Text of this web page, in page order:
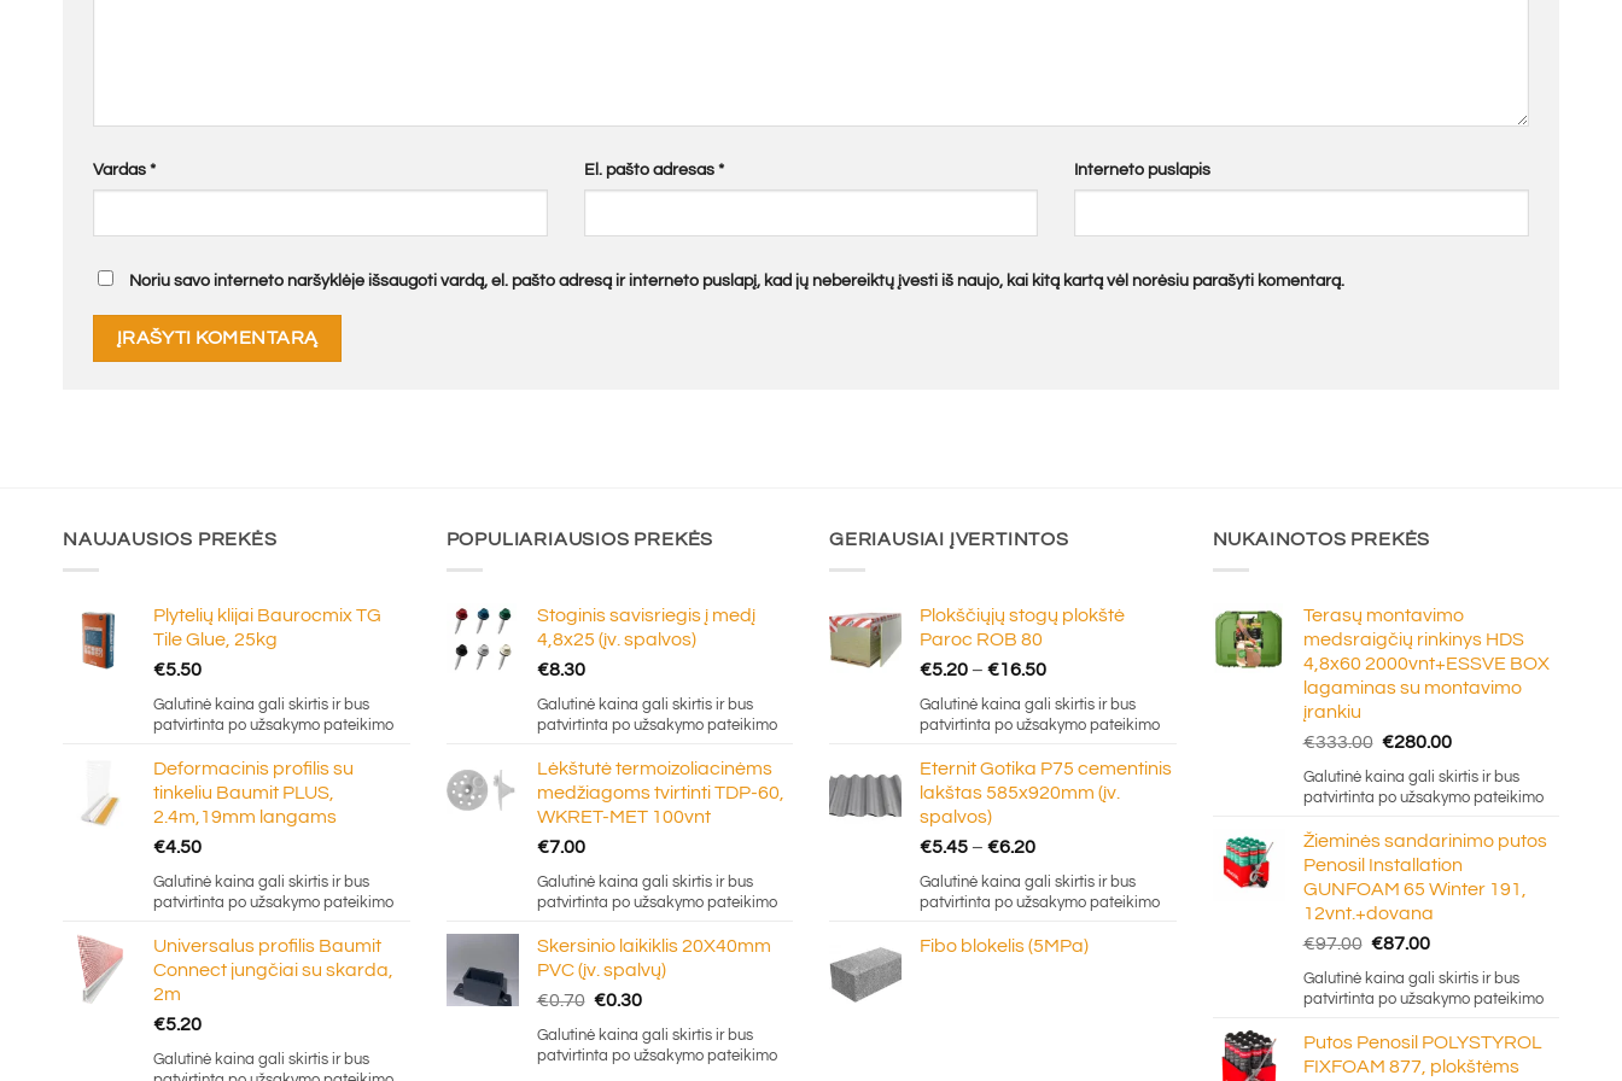
Vardas * El. pašto adresas * Interneto puslapis
Noriu savo interneto naršyklėje išsaugoti vardą, el. pašto adresą ir interneto puslapį, kad jų nebereiktų įvesti iš naujo, kai kitą kartą vėl norėsiu parašyti komentarą.
NAUJAUSIOS PREKĖS
Plytelių klijai Baurocmix TG
Tile Glue, 25kg
€5.50
Galutinė kaina gali skirtis ir bus
patvirtinta po užsakymo pateikimo
Deformacinis profilis su
tinkeliu Baumit PLUS,
2.4m,19mm langams
€4.50
Galutinė kaina gali skirtis ir bus
patvirtinta po užsakymo pateikimo
Universalus profilis Baumit
Connect jungčiai su skarda,
2m
€5.20
Galutinė kaina gali skirtis ir bus
POPULIARIAUSIOS PREKĖS
Stoginis savisriegis į medį
4,8x25 (įv. spalvos)
€8.30
Galutinė kaina gali skirtis ir bus
patvirtinta po užsakymo pateikimo
Lėkštutė termoizoliacinėms
medžiagoms tvirtinti TDP-60,
WKRET-MET 100vnt
€7.00
Galutinė kaina gali skirtis ir bus
patvirtinta po užsakymo pateikimo
Skersinio laikiklis 20X40mm
PVC (įv. spalvų)
€0.70 Original
price
was:
€0.30Current
price
is:
Galutinė kaina gali skirtis ir bus
patvirtinta po užsakymo pateikimo
GERIAUSIAI ĮVERTINTOS
Plokščiųjų stogų plokštė
Paroc ROB 80
€5.20 – €16.50Price
range:
€5.20
€16.50
Galutinė kaina gali skirtis ir bus
patvirtinta po užsakymo pateikimo
Eternit Gotika P75 cementinis
lakštas 585x920mm (įv.
spalvos)
€5.45 – €6.20Price
range:
€5.45
€6.20
Galutinė kaina gali skirtis ir bus
patvirtinta po užsakymo pateikimo
Fibo blokelis (5MPa)
NUKAINOTOS PREKĖS
Terasų montavimo
medsraigčių rinkinys HDS
4,8x60 2000vnt+ESSVE BOX
lagaminas su montavimo
įrankiu
€333.00 Original
price
was:
€280.00Current
price
is:
Galutinė kaina gali skirtis ir bus
patvirtinta po užsakymo pateikimo
Žieminės sandarinimo putos
Penosil Installation
GUNFOAM 65 Winter 191,
12vnt.+dovana
€97.00 Original
price
was:
€87.00Current
price
is:
Galutinė kaina gali skirtis ir bus
patvirtinta po užsakymo pateikimo
Putos Penosil POLYSTYROL
FIXFOAM 877, plokštėms